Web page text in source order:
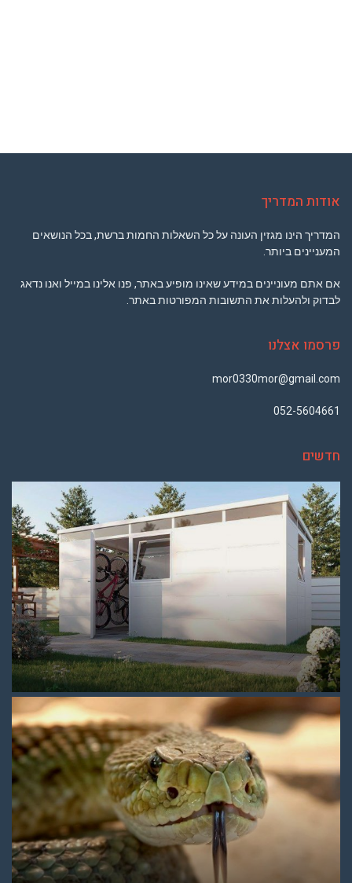
אודות המדריך
המדריך הינו מגזין העונה על כל השאלות החמות ברשת, בכל הנושאים
המעניינים ביותר.
אם אתם מעוניינים במידע שאינו מופיע באתר, פנו אלינו במייל ואנו נדאג
לבדוק ולהעלות את התשובות המפורטות באתר.
פרסמו אצלנו
mor0330mor@gmail.com
052-5604661
חדשים